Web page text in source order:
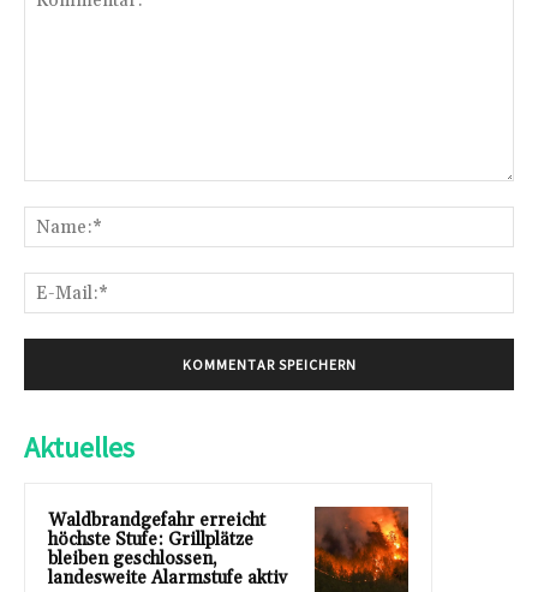
Aktuelles
Waldbrandgefahr erreicht
höchste Stufe: Grillplätze
bleiben geschlossen,
landesweite Alarmstufe aktiv